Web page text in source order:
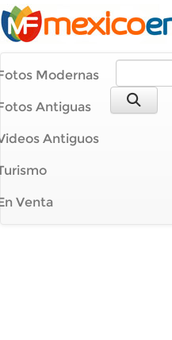
Modernas
Antiguas
Antiguos
Venta